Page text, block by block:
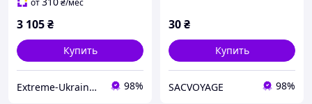
от ₴/мес
3 105₴
Купить
Extreme-Ukraine - лучшая техника по низким ценам 98%
30₴
Купить
SACVOYAGE 98%